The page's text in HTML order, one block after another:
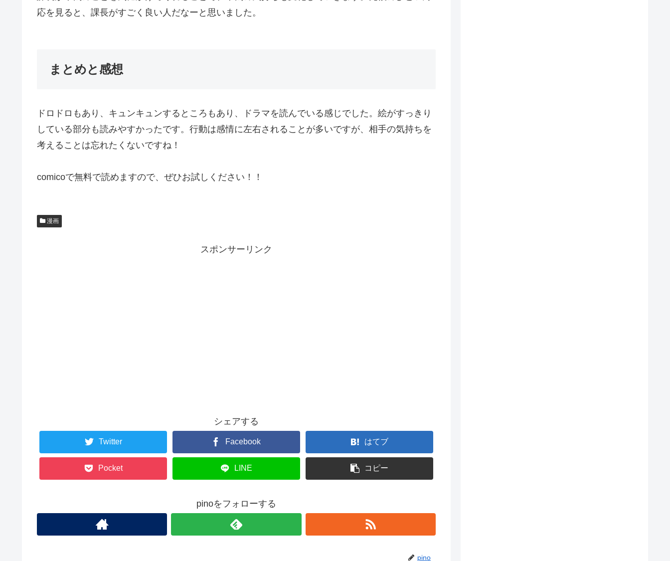
応を見ると、課長がすごく良い人だなーと思いました。
まとめと感想
ドロドロもあり、キュンキュンするところもあり、ドラマを読んでいる感じでした。絵がすっきり
している部分も読みやすかったです。行動は感情に左右されることが多いですが、相手の気持ちを
考えることは忘れたくないですね！
comicoで無料で読めますので、ぜひお試しください！！
漫画
スポンサーリンク
シェアする
Twitter Facebook はてブ
Pocket LINE コピー
pinoをフォローする
pino